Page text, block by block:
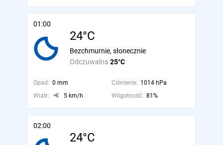
01:00
24°C
Odczuwalna 25°C
Bezchmurnie, słonecznie
Opad: 0 mm Ciśnienie: 1014 hPa
Wiatr:
5 km/h Wilgotność: 81%
02:00
24°C